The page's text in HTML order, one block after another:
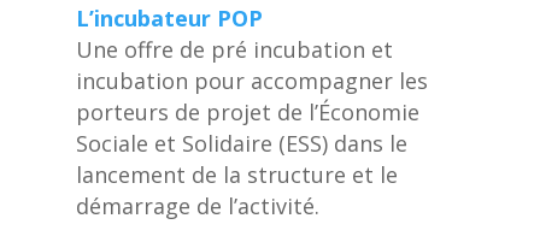
L’incubateur POP
Une offre de pré incubation et
incubation pour accompagner les
porteurs de projet de l’Économie
Sociale et Solidaire (ESS) dans le
lancement de la structure et le
démarrage de l’activité.